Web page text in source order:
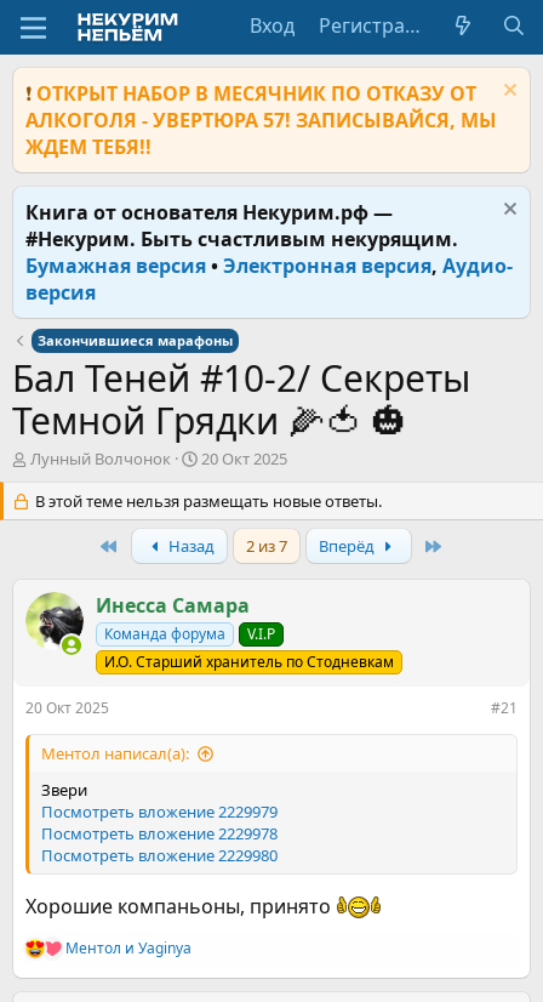
Вход Регистрация
❗ ОТКРЫТ НАБОР В МЕСЯЧНИК ПО ОТКАЗУ ОТ
АЛКОГОЛЯ - УВЕРТЮРА 57! ЗАПИСЫВАЙСЯ, МЫ
ЖДЕМ ТЕБЯ!!
Книга от основателя Некурим.рф —
#Некурим. Быть счастливым некурящим.
Бумажная версия•Электронная версия, Аудио-
версия
Закончившиеся марафоны
Бал Теней #10-2/ Секреты
Темной Грядки 🌽🍅 🎃
А
о
м
ы
Лунный Волчонок
Д
т
а
н
а
а
л
а
20 Окт 2025
В этой теме нельзя размещать новые ответы.
Назад 2 из 7 Вперёд
Инесса Самара
Команда форума
V.I.P
И.О. Старший хранитель по Стодневкам
20 Окт 2025 #21
Ментол написал(а):
Звери
Посмотреть вложение 2229979
Посмотреть вложение 2229978
Посмотреть вложение 2229980
Хорошие компаньоны, принято
Р
е
Ментол и Уaginya